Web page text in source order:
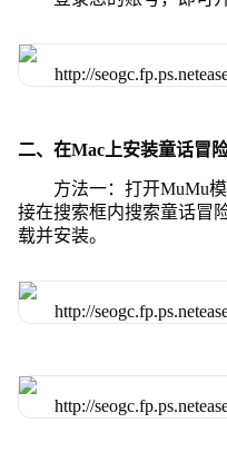
二、在Mac上安装童话冒
方法一：打开MuMu
接在搜索框内搜索童话冒
载并安装。